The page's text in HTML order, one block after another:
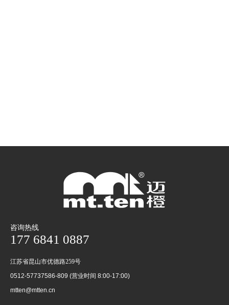
咨询热线
177 6841 0887
江苏省昆山市优德路259号
0512-57737586-809 (营业时间 8:00-17:00)
mtten@mtten.cn